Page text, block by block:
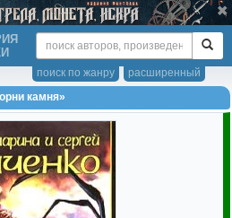
расширенный
поиск по жанру
камня»